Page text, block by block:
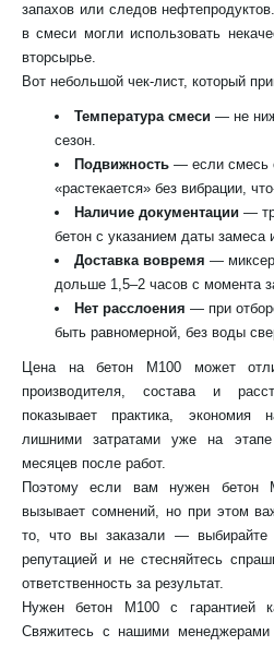
запахов или следов
в смеси могли использовать
вторсырье.
Вот небольшой чек-лист, который
Температура смеси — не
сезон.
Подвижность — если смесь
«растекается» без вибрации,
Наличие документации —
бетон с указанием даты замеса
Доставка вовремя —
дольше 1,5–2 часов с момента
Нет расслоения — при
быть равномерной, без воды
Цена на бетон М100 может
производителя, состава и
показывает практика, экономия
лишними затратами уже на
месяцев после работ.
Поэтому если вам нужен бетон
вызывает сомнений, но при этом
то, что вы заказали — выбирайте
репутацией и не стесняйтесь
ответственность за результат.
Нужен бетон М100 с гарантией
Свяжитесь с нашими